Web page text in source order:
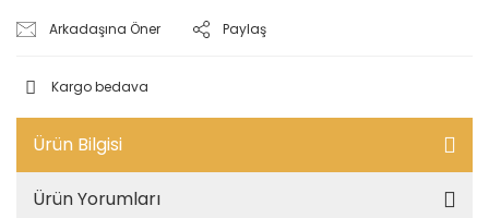
Arkadaşına Öner Paylaş
Kargo bedava
Ürün Bilgisi
Ürün Yorumları